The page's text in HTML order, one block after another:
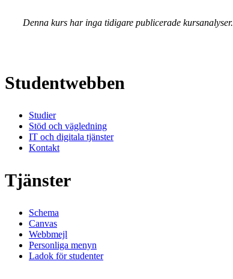
Denna kurs har inga tidigare publicerade kursanalyser.
Studentwebben
Studier
Stöd och vägledning
IT och digitala tjänster
Kontakt
Tjänster
Schema
Canvas
Webbmejl
Personliga menyn
Ladok för studenter